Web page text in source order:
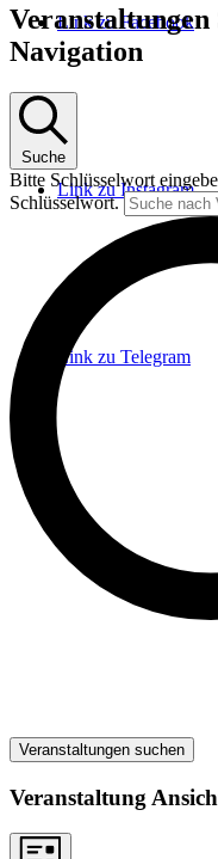
Link zu Facebook
Link zu Instagram
Link zu Telegram
Veranstaltungen
Veranstaltungen
Navigation
Suche
Bitte Schlüsselwort
Schlüsselwort.
Veranstaltungen suchen
Veranstaltung